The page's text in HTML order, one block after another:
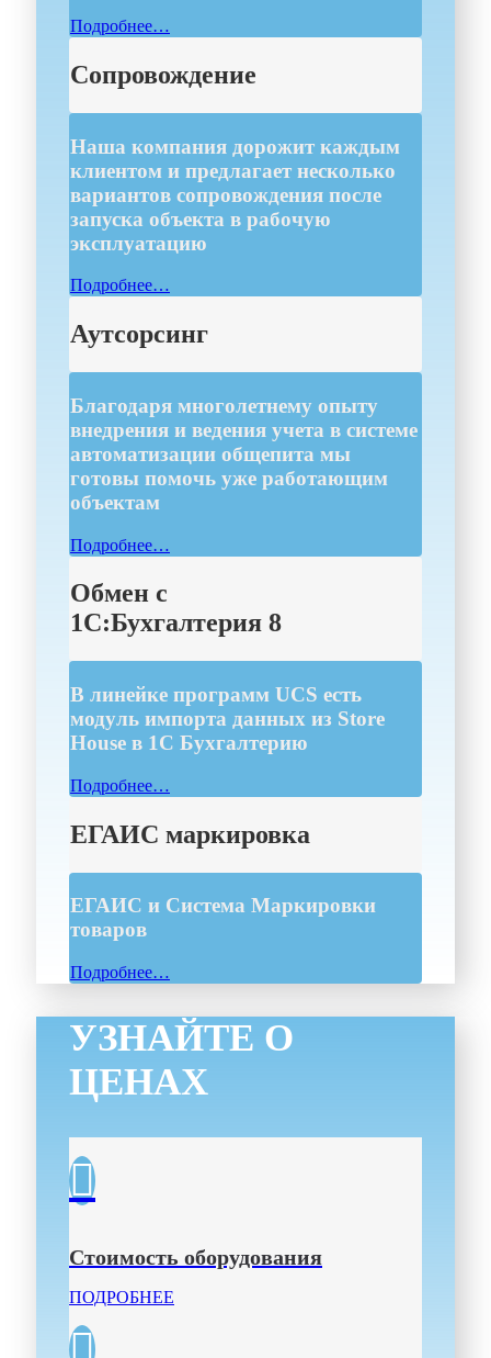
Подробнее…
Сопровождение
Наша компания дорожит каждым
клиентом и предлагает несколько
вариантов сопровождения после
запуска объекта в рабочую
эксплуатацию
Подробнее…
Аутсорсинг
Благодаря многолетнему опыту
внедрения и ведения учета в системе
автоматизации общепита мы
готовы помочь уже работающим
объектам
Подробнее…
Обмен с
1С:Бухгалтерия 8
В линейке программ UCS есть
модуль импорта данных из Store
House в 1С Бухгалтерию
Подробнее…
ЕГАИС маркировка
ЕГАИС и Система Маркировки
товаров
Подробнее…
УЗНАЙТЕ О
ЦЕНАХ
Стоимость оборудования
ПОДРОБНЕЕ